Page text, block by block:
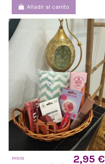
Añadir al carrito
Inicio 2,95 €